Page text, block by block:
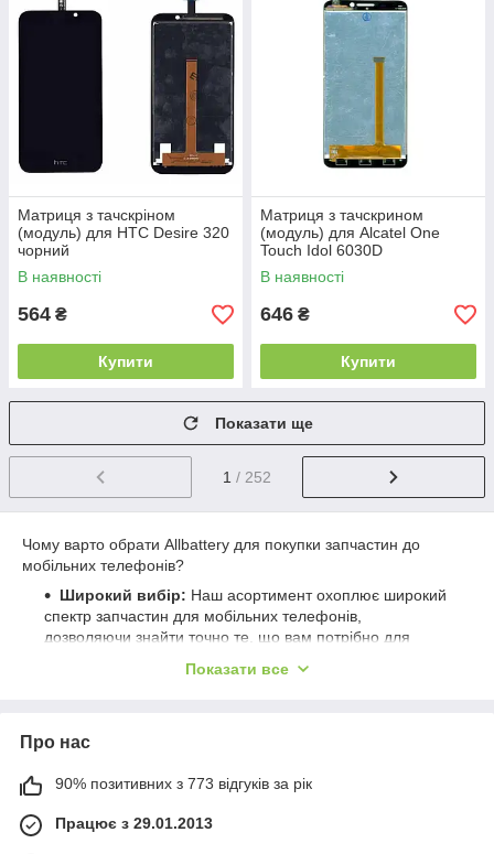
Матриця з тачскріном
(модуль) для HTC Desire 320
чорний
В наявності
564 ₴
Купити
Матриця з тачскрином
(модуль) для Alcatel One
Touch Idol 6030D
В наявності
646 ₴
Купити
Показати ще
1 / 252
Чому варто обрати Allbattery для покупки запчастин до
мобільних телефонів?
Широкий вибір: Наш асортимент охоплює широкий
спектр запчастин для мобільних телефонів,
дозволяючи знайти точно те, що вам потрібно для
оптимальну роботу вашого мобільного телефона.
Конкурентні ціни:Наші ціни розроблені таким
мобільного телефона максимально доступним.
Показати все
Про нас
90% позитивних з 773 відгуків за рік
Працює з 29.01.2013